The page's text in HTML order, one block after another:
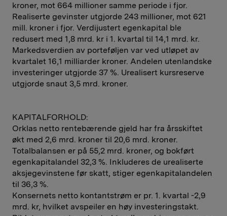
kroner, mot 664 millioner samme periode i fjor.
Realiserte gevinster utgjorde 243 millioner, mot 621
mill. kroner i fjor. Verdijustert egenkapital ble
redusert med 1,8 mrd. kr i 1. kvartal til 14,1 mrd. kr.
Markedsverdien av porteføljen var ved utløpet av
kvartalet 16,1 milliarder kroner. Andelen utenlandske
investeringer utgjorde 37 %. Urealisert kursreserve
utgjorde snaut 3,5 mrd. kroner.
KAPITALFORHOLD:
Orklas netto rentebærende gjeld har fra årsskiftet
økt med 2,6 mrd. kroner til 20,6 mrd. kroner.
Totalbalansen er på 55,2 mrd. kroner, og bokført
egenkapitalandel 32,3 %. Inkluderes de urealiserte
aksjegevinstene før skatt, stiger egenkapitalandelen
til 36,3 %.
Konsernets netto kontantstrøm er pr. 1. kvartal -2,9
mrd. kr, hvilket avspeiler en høy investeringstakt.